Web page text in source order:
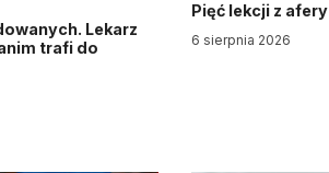
Lekarz
trafi do
Pięć lekcji z
6 sierpnia 2026